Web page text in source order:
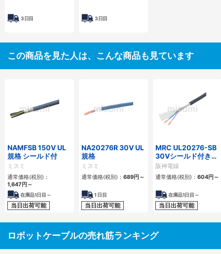
3日目 3日目
この商品を見た人は、こんな商品も見ています
NAMFSB 150V UL
規格 シールド付
ミスミ
通常価格(税別)：
1,647 円 ～
在庫品1日目～
当日出荷可能
NA20276R 30V UL
規格
ミスミ
通常価格(税別)： 689円 ～
1 日目
当日出荷可能
MRC UL20276-SB
30Vシールド付き可
動用ケーブル
阪神電線
通常価格(税別)： 604円 ～
在庫品1日目～
当日出荷可能
ロボットケーブルの売れ筋ランキング